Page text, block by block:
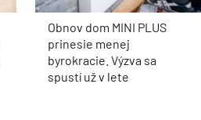
Obnov dom MINI PLUS
prinesie menej
byrokracie. Výzva sa
spustí už v lete